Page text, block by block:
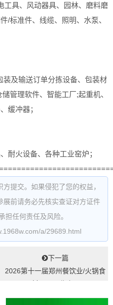
工具、风动器具、园林、磨料磨
/标准件、线缆、照明、水泵、
及输送订单分拣设备、包装材
管理软件、智能工厂;起重机、
缓冲器；
耐火设备、各种工业窑炉；
提交。如果侵犯了您的权益，
展前请务必先核实查证对方证件
担任何责任及风险。
a/29689.html
下一篇
2026第十一届郑州餐饮业/火锅食